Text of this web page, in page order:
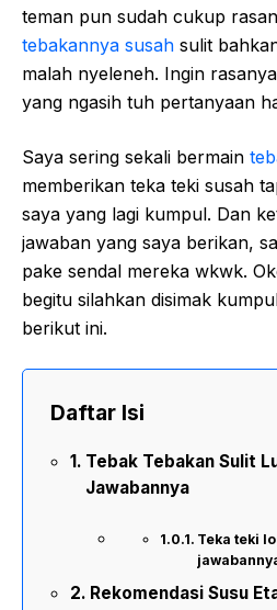
teman pun sudah cukup
tebakannya susah sulit
malah nyeleneh. Ingin
yang ngasih tuh pertanyaan
Saya sering sekali bermain
memberikan teka teki susah
saya yang lagi kumpul. Dan
jawaban yang saya berikan,
pake sendal mereka wkwk.
begitu silahkan disimak
berikut ini.
Daftar Isi
Tebak Tebakan Sulit
Jawabannya
Teka teki
Rekomendasi Susu